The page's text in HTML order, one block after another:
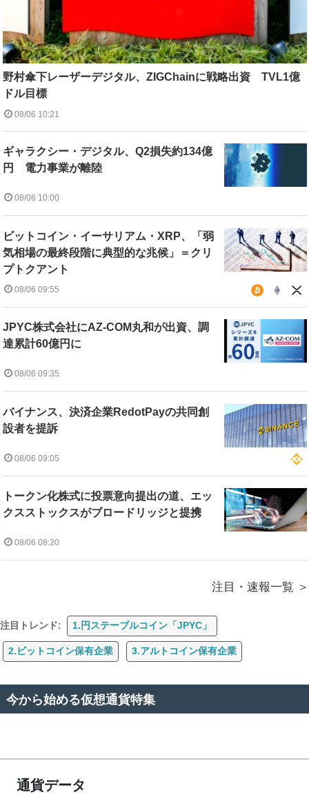
野村傘下レーザーデジタル、ZIGChainに戦略出資 TVL1億
ドル目標
08/06 10:21
ギャラクシー・デジタル、Q2損失約134億
円 電力事業が離陸
08/06 10:00
ビットコイン・イーサリアム・XRP、「弱
気相場の最終段階に典型的な兆候」＝クリ
プトクアント
08/06 09:55
JPYC株式会社にAZ-COM丸和が出資、調
達累計60億円に
08/06 09:35
バイナンス、決済企業RedotPayの共同創
設者を提訴
08/06 09:05
トークン化株式に投票意向提出の道、エッ
クスストックスがブロードリッジと提携
08/06 08:20
注目・速報一覧
注目トレンド: 1.円ステーブルコイン「JPYC」
2.ビットコイン保有企業 3.アルトコイン保有企業
今から始める仮想通貨特集
通貨データ